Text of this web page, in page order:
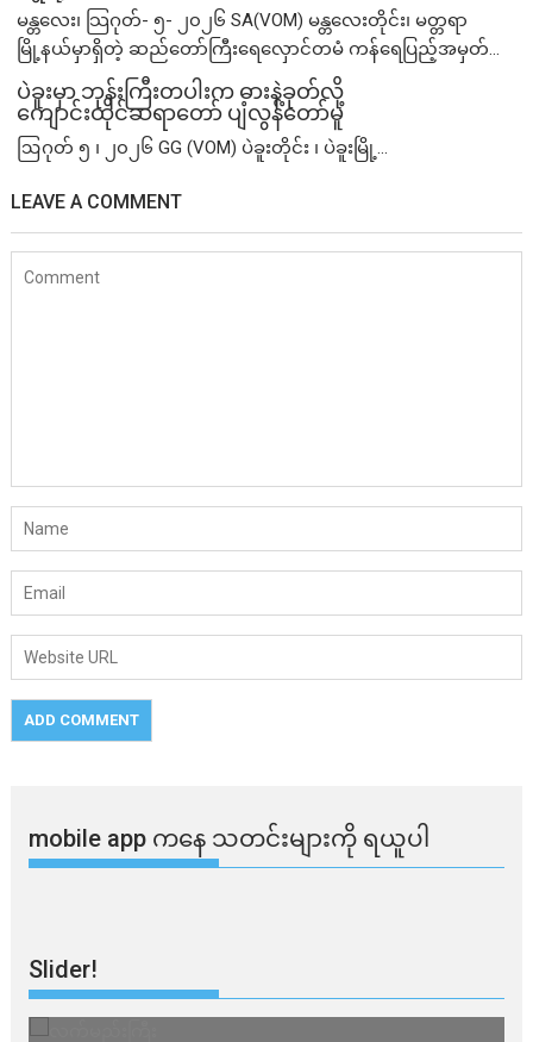
မန္တလေး၊ သြဂုတ်- ၅- ၂၀၂၆ SA(VOM) မန္တလေးတိုင်း၊ မတ္တရာ
မြို့နယ်မှာရှိတဲ့ ဆည်တော်ကြီးရေလှောင်တမံ ကန်ရေပြည့်အမှတ်...
ပဲခူးမှာ ဘုန်းကြီးတပါးက ဓားနဲ့ခုတ်လို့
ကျောင်းထိုင်ဆရာတော် ပျံလွန်တော်မူ
ဩဂုတ် ၅ ၊ ၂၀၂၆ GG (VOM) ပဲခူးတိုင်း ၊ ပဲခူးမြို့...
LEAVE A COMMENT
mobile app ​​ကနေ ​​သတင်းများကို ရယူပါ
Slider!
ြီး